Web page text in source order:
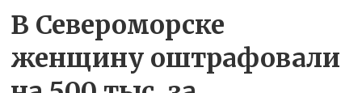
В Североморске
женщину оштрафовали